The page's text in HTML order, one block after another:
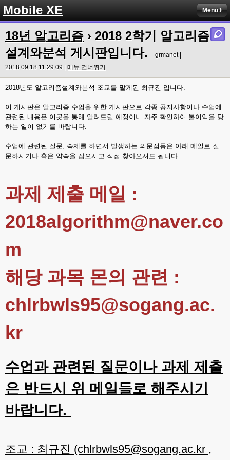
Mobile XE Menu
18년 알고리즘 › 2018 2학기 알고리즘
설계와분석 게시판입니다.
grmanet |
2018.09.18 11:29:09 | 메뉴 건너뛰기
2018년도 알고리즘설계와분석 조교를 맡게된 최규진 입니다.
이 게시판은 알고리즘 수업을 위한 게시판으로 각종 공지사항이나 수업에
관련된 내용은 이곳을 통해 알려드릴 예정이니 자주 확인하여 불이익을 당
하는 일이 없기를 바랍니다.
수업에 관련된 질문, 숙제를 하면서 발생하는 의문점등은 아래 메일로 질
문하시거나 혹은 약속을 잡으시고 직접 찾아오셔도 됩니다.
과제 제출 메일 :
2018algorithm@naver.co
m
해당 과목 몬의 관련 :
chlrbwls95@sogang.ac.
kr
수업과 관련된 질문이나 과제 제출
은 반드시 위 메일들로 해주시기
바랍니다.
조교 : 최규진 (chlrbwls95@sogang.ac.kr ,